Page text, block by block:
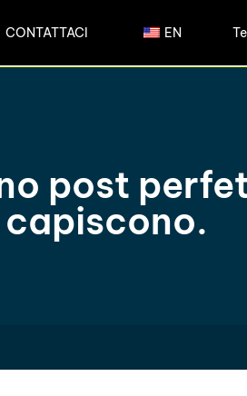
CONTATTACI EN
post